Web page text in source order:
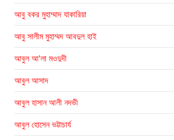
আবু বকর মুহাম্মাদ যাকারিয়া
আবু সালীম মুহাম্মদ আবদুল হাই
আবুল আ'লা মওদুদী
আবুল আসাদ
আবুল হাসান আলী নদভী
আবুল হোসেন ভট্টাচার্য